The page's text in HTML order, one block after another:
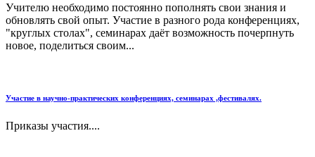
Учителю необходимо постоянно пополнять свои знания и
обновлять свой опыт. Участие в разного рода конференциях,
"круглых столах", семинарах даёт возможность почерпнуть
новое, поделиться своим...
Участие в научно-практических конференциях, семинарах ,фестивалях.
Приказы участия....